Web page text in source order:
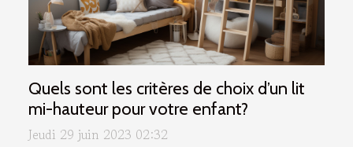
Quels sont les critères de choix d’un lit
mi-hauteur pour votre enfant?
Jeudi 29 juin 2023 02:32